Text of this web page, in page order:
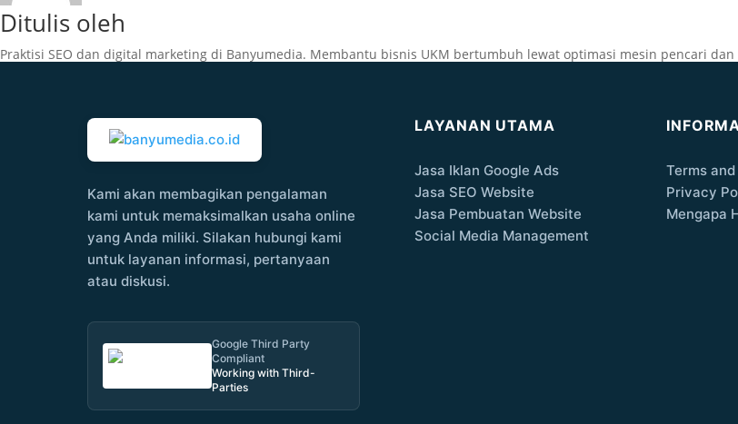
Ditulis oleh
Praktisi SEO dan digital marketing di Banyumedia. Membantu bisnis UKM bertumbuh lewat optimasi mesin pencari
Kami akan membagikan pengalaman
kami untuk memaksimalkan usaha online
yang Anda miliki. Silakan hubungi kami
untuk layanan informasi, pertanyaan
atau diskusi.
Google Third Party
Compliant
Working with Third-
Parties
LAYANAN UTAMA
Jasa Iklan Google Ads
Jasa SEO Website
Jasa Pembuatan Website
Social Media Management
Terms
Privacy
Mengapa